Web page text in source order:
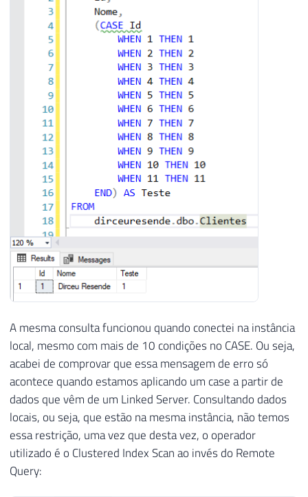
A mesma consulta funcionou quando conectei na instância
local, mesmo com mais de 10 condições no CASE. Ou seja,
acabei de comprovar que essa mensagem de erro só
acontece quando estamos aplicando um case a partir de
dados que vêm de um Linked Server. Consultando dados
locais, ou seja, que estão na mesma instância, não temos
essa restrição, uma vez que desta vez, o operador
utilizado é o Clustered Index Scan ao invés do Remote
Query: